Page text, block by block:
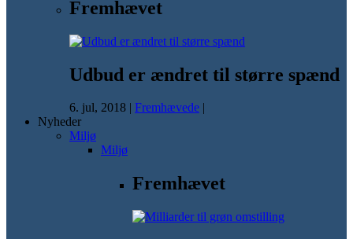
Fremhævet
Udbud er ændret til større spænd
6. jul, 2018 | Fremhævede |
Nyheder
Miljø
Miljø
Fremhævet